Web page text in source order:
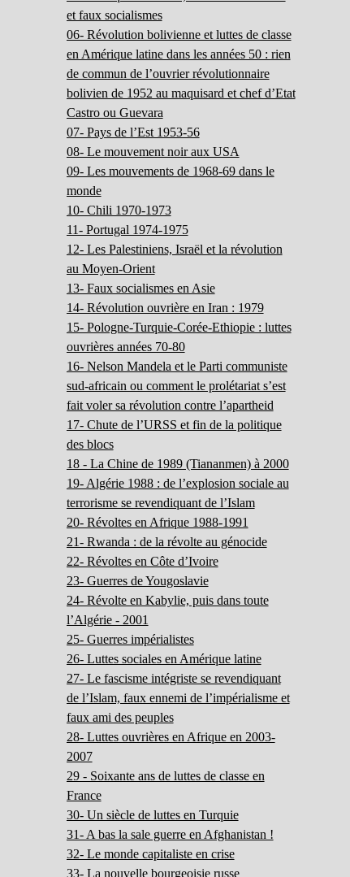
et faux socialismes
06- Révolution bolivienne et luttes de classe
en Amérique latine dans les années 50 : rien
de commun de l’ouvrier révolutionnaire
bolivien de 1952 au maquisard et chef d’Etat
Castro ou Guevara
07- Pays de l’Est 1953-56
08- Le mouvement noir aux USA
09- Les mouvements de 1968-69 dans le
monde
10- Chili 1970-1973
11- Portugal 1974-1975
12- Les Palestiniens, Israël et la révolution
au Moyen-Orient
13- Faux socialismes en Asie
14- Révolution ouvrière en Iran : 1979
15- Pologne-Turquie-Corée-Ethiopie : luttes
ouvrières années 70-80
16- Nelson Mandela et le Parti communiste
sud-africain ou comment le prolétariat s’est
fait voler sa révolution contre l’apartheid
17- Chute de l’URSS et fin de la politique
des blocs
18 - La Chine de 1989 (Tiananmen) à 2000
19- Algérie 1988 : de l’explosion sociale au
terrorisme se revendiquant de l’Islam
20- Révoltes en Afrique 1988-1991
21- Rwanda : de la révolte au génocide
22- Révoltes en Côte d’Ivoire
23- Guerres de Yougoslavie
24- Révolte en Kabylie, puis dans toute
l’Algérie - 2001
25- Guerres impérialistes
26- Luttes sociales en Amérique latine
27- Le fascisme intégriste se revendiquant
de l’Islam, faux ennemi de l’impérialisme et
faux ami des peuples
28- Luttes ouvrières en Afrique en 2003-
2007
29 - Soixante ans de luttes de classe en
France
30- Un siècle de luttes en Turquie
31- A bas la sale guerre en Afghanistan !
32- Le monde capitaliste en crise
33- La nouvelle bourgeoisie russe